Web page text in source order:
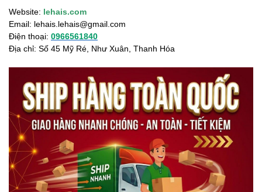
Website: lehais.com
Email: lehais.lehais@gmail.com
Điện thoại: 0966561840
Địa chỉ: Số 45 Mỹ Ré, Như Xuân, Thanh Hóa